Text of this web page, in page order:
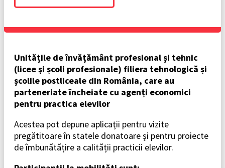
Unitățile de învăţământ profesional şi tehnic
(licee şi școli profesionale) filiera tehnologică și
școlile postliceale din România, care au
parteneriate încheiate cu agenți economici
pentru practica elevilor
Acestea pot depune aplicaţii pentru vizite
pregătitoare în statele donatoare și pentru proiecte
de îmbunătățire a calității practicii elevilor.